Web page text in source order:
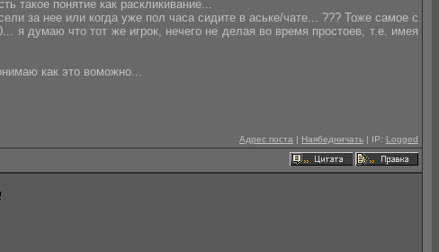
такое понятие как раскликивание...
за нее или когда уже пол часа сидите в аське/чате... ??? Тоже самое с
я думаю что тот же игрок, нечего не делая во время простоев, т.е. имея
как это воможно...
Адрес поста | Наябедничать | IP: Logged